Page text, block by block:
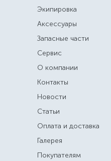
Экипировка
Аксессуары
Запасные части
Сервис
О компании
Контакты
Новости
Статьи
Оплата и доставка
Галерея
Покупателям